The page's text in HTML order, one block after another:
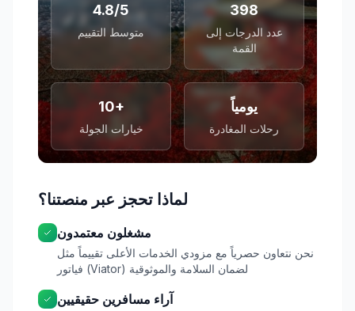
4.8/5
متوسط التقييم
398
عدد الدرجات إلى
القمة
10+
خيارات الجولة
يومياً
رحلات المغادرة
لماذا تحجز عبر منصتنا؟
مشغلون معتمدون
نحن نتعاون حصرياً مع مزودي الخدمات الأعلى تقييماً مثل
فياتور (Viator) لضمان السلامة والموثوقية
آراء مسافرين حقيقيين